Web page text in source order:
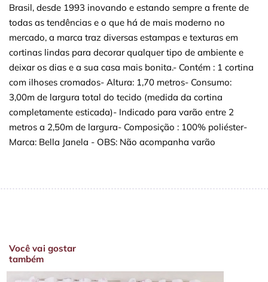
Brasil, desde 1993 inovando e estando sempre a frente de
todas as tendências e o que há de mais moderno no
mercado, a marca traz diversas estampas e texturas em
cortinas lindas para decorar qualquer tipo de ambiente e
deixar os dias e a sua casa mais bonita.- Contém : 1 cortina
com ilhoses cromados- Altura: 1,70 metros- Consumo:
3,00m de largura total do tecido (medida da cortina
completamente esticada)- Indicado para varão entre 2
metros a 2,50m de largura- Composição : 100% poliéster-
Marca: Bella Janela - OBS: Não acompanha varão
Você vai gostar
também